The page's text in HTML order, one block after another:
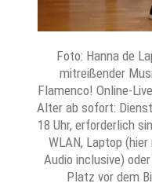
Foto: Hanna de
mitreißender
Flamenco! Online-
Alter ab sofort:
18 Uhr, erforderlich
WLAN, Laptop
Audio inclusive)
Platz vor dem